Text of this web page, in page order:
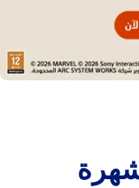
شهرة‬